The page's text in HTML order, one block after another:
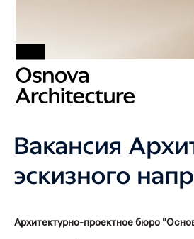
Вакансия
эскизного
Архитектурно-проектное бюро